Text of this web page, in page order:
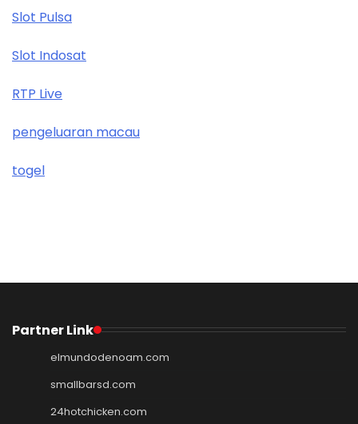
Slot Pulsa
Slot Indosat
RTP Live
pengeluaran macau
togel
Partner Link
elmundodenoam.com
smallbarsd.com
24hotchicken.com